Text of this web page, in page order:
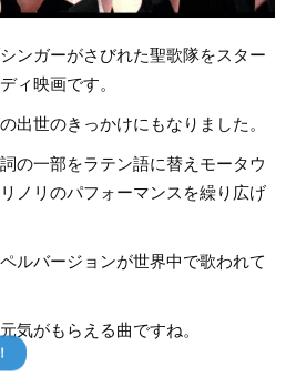
ンガーがさびれた聖歌隊をスター
ィ映画です。
出世のきっかけにもなりました。
の一部をラテン語に替えモータウ
ノリのパフォーマンスを繰り広げ
ルバージョンが世界中で歌われて
気がもらえる曲ですね。